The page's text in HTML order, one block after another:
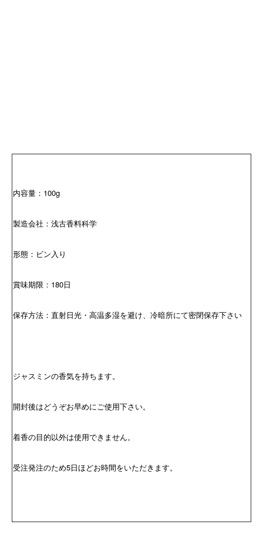
内容量：100g
製造会社：浅古香料科学
形態：ビン入り
賞味期限：180日
保存方法：直射日光・高温多湿を避け、冷暗所にて密閉保存下さい
ジャスミンの香気を持ちます。
開封後はどうぞお早めにご使用下さい。
着香の目的以外は使用できません。
受注発注のため5日ほどお時間をいただきます。